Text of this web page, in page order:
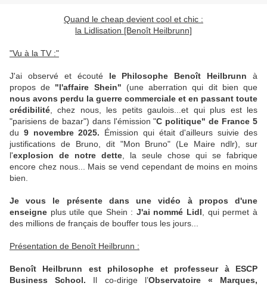
Quand le cheap devient cool et chic :
la Lidlisation [Benoît Heilbrunn]
"Vu à la TV :"
J'ai observé et écoutéle Philosophe Benoît Heilbrunn à
propos de "l'affaire Shein" (une aberration qui dit bien que
nous avons perdu la guerre commerciale et en passant toute
crédibilité , chez nous, les petits gaulois...et qui plus est les
"parisiens de bazar") dans l'émission "C politique" de France 5
du 9 novembre 2025. Émission qui était d'ailleurs suivie des
justifications de Bruno, dit "Mon Bruno" (Le Maire ndlr), sur
l'explosion de notre dette , la seule chose qui se fabrique
encore chez nous... Mais se vend cependant de moins en moins
bien.
Je vous le présente dans une vidéo à propos d'une
enseigne plus utile que Shein : J'ai nommé Lidl , qui permet à
des millions de français de bouffer tous les jours...
Présentation de Benoît Heilbrunn :
Benoît Heilbrunn est philosophe et professeur à ESCP
Business School. Il co-dirige l’Observatoire « Marques,